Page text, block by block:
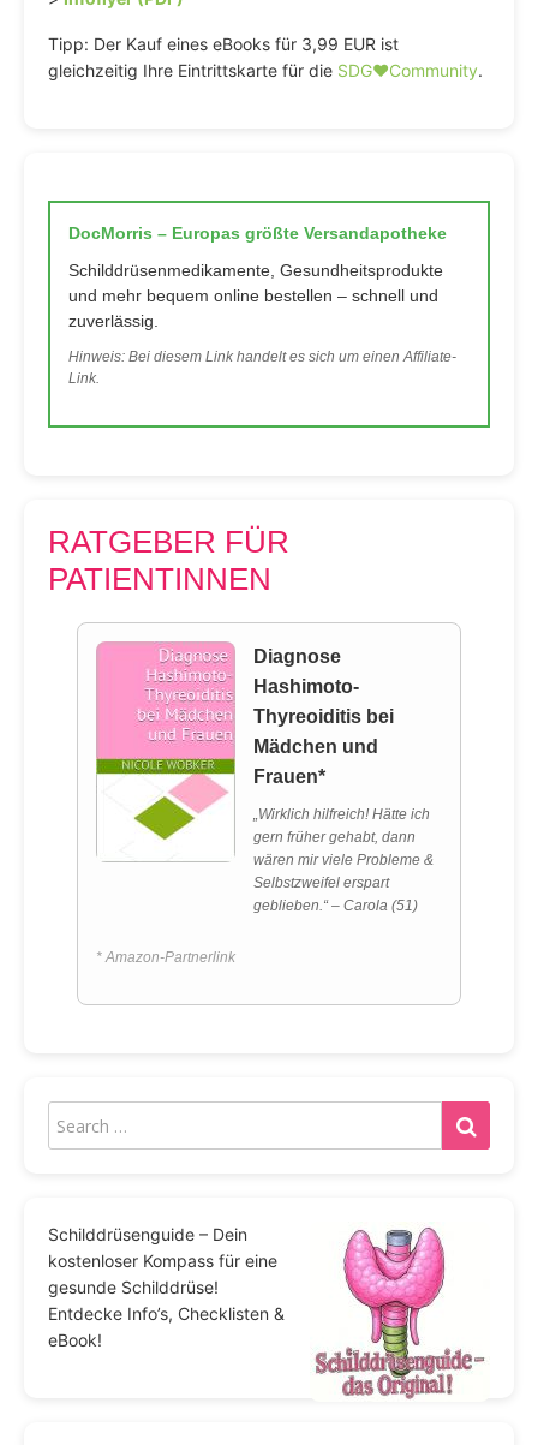
Tipp: Der Kauf eines eBooks für 3,99 EUR ist
gleichzeitig Ihre Eintrittskarte für die SDG♥️Community.
DocMorris – Europas größte Versandapotheke
Schilddrüsenmedikamente, Gesundheitsprodukte
und mehr bequem online bestellen – schnell und
zuverlässig.
Hinweis: Bei diesem Link handelt es sich um einen Affiliate-
Link.
RATGEBER FÜR
PATIENTINNEN
Diagnose
Hashimoto-
Thyreoiditis bei
Mädchen und
Frauen*
„Wirklich hilfreich! Hätte ich
gern früher gehabt, dann
wären mir viele Probleme &
Selbstzweifel erspart
geblieben.“ – Carola (51)
* Amazon-Partnerlink
Schilddrüsenguide – Dein
kostenloser Kompass für eine
gesunde Schilddrüse!
Entdecke Info’s, Checklisten &
eBook!